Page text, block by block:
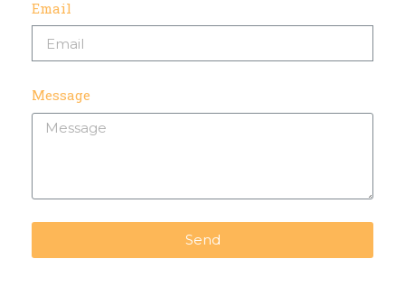
Email
Message
Send